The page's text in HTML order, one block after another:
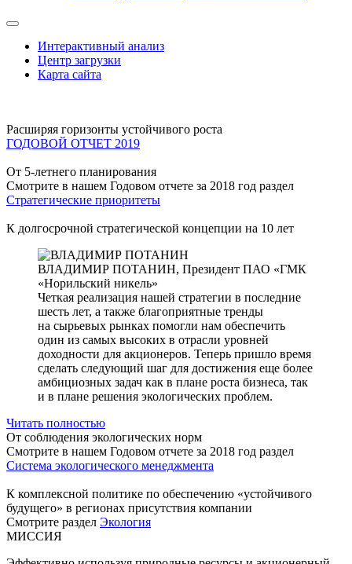
Интерактивный анализ
Центр загрузки
Карта сайта
Расширяя горизонты устойчивого роста
ГОДОВОЙ ОТЧЕТ 2019
От 5-летнего планирования
Смотрите в нашем Годовом отчете за 2018 год раздел
Стратегические приоритеты
К долгосрочной стратегической концепции на 10 лет
ВЛАДИМИР ПОТАНИН, Президент ПАО «ГМК
«Норильский никель»
Четкая реализация нашей стратегии в последние
шесть лет, а также благоприятные тренды
на сырьевых рынках помогли нам обеспечить
один из самых высоких в отрасли уровней
доходности для акционеров. Теперь пришло время
сделать следующий шаг для достижения еще более
амбициозных задач как в плане роста бизнеса, так
и в плане решения экологических проблем.
Читать полностью
От соблюдения экологических норм
Смотрите в нашем Годовом отчете за 2018 год раздел
Система экологического менеджмента
К комплексной политике по обеспечению «устойчивого
будущего» в регионах присутствия компании
Смотрите раздел Экология
МИССИЯ